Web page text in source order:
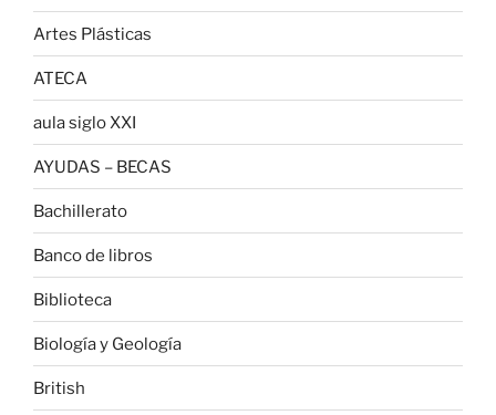
Artes Plásticas
ATECA
aula siglo XXI
AYUDAS – BECAS
Bachillerato
Banco de libros
Biblioteca
Biología y Geología
British